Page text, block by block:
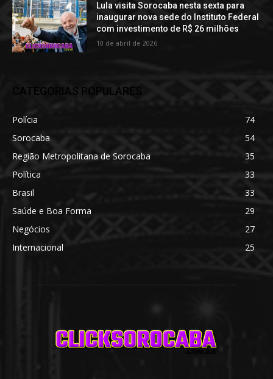
Lula visita Sorocaba nesta sexta para
inaugurar nova sede do Instituto Federal
com investimento de R$ 26 milhões
10 de abril de 2026
CATEGORIAS POPULARES
Polícia
74
Sorocaba
54
Região Metropolitana de Sorocaba
35
Política
33
Brasil
33
Saúde e Boa Forma
29
Negócios
27
Internacional
25